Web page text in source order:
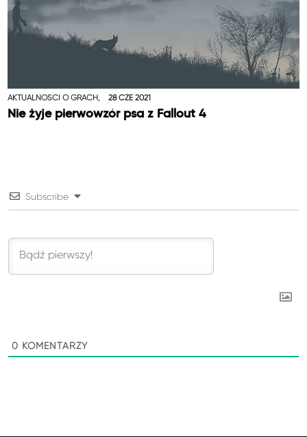
AKTUALNOŚCI O GRACH, 28 CZE 2021
Nie żyje pierwowzór psa z Fallout 4
Subscribe
0 KOMENTARZY